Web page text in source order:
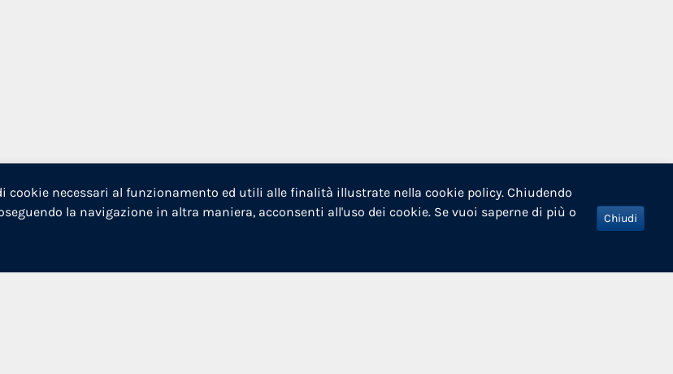
necessari al funzionamento ed utili alle finalità illustrate nella cookie policy. Chiudendo
la navigazione in altra maniera, acconsenti all'uso dei cookie. Se vuoi saperne di più o
Chiudi